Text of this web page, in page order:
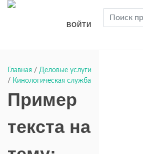
ВОЙТИ
Главная / Деловые услуги
/ Кинологическая служба
Пример
текста на